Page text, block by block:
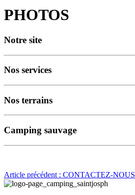
PHOTOS
Notre site
Nos services
Nos terrains
Camping sauvage
Article précédent : CONTACTEZ-NOUS